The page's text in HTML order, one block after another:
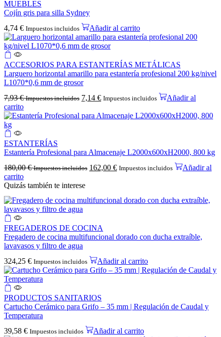
MUEBLES
Cojín gris para silla Sydney
4,74 € Impuestos incluidos Añadir al carrito
ACCESORIOS PARA ESTANTERÍAS METÁLICAS
Larguero horizontal amarillo para estantería profesional 200 kg/nivel
L1070*0,6 mm de grosor
7,93€ Impuestos incluidos 7,14 € Impuestos incluidos
Añadir al
carrito
ESTANTERÍAS
Estantería Profesional para Almacenaje L2000x600xH2000, 800 kg
180,00€ Impuestos incluidos 162,00 € Impuestos incluidos
Añadir al
carrito
Quizás también te interese
FREGADEROS DE COCINA
Fregadero de cocina multifuncional dorado con ducha extraíble,
lavavasos y filtro de agua
324,25 € Impuestos incluidos Añadir al carrito
PRODUCTOS SANITARIOS
Cartucho Cerámico para Grifo – 35 mm | Regulación de Caudal y
Temperatura
39,58 € Impuestos incluidos Añadir al carrito